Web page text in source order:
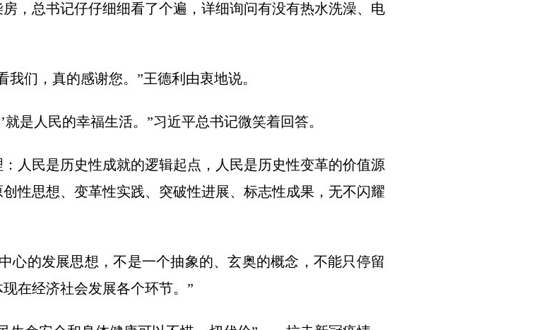
，总书记仔仔细细看了个遍，详细询问有没有热水洗澡、电
们，真的感谢您。”王德利由衷地说。
是人民的幸福生活。”习近平总书记微笑着回答。
民是历史性成就的逻辑起点，人民是历史性变革的价值源
性思想、变革性实践、突破性进展、标志性成果，无不闪耀
的发展思想，不是一个抽象的、玄奥的概念，不能只停留
在经济社会发展各个环节。”